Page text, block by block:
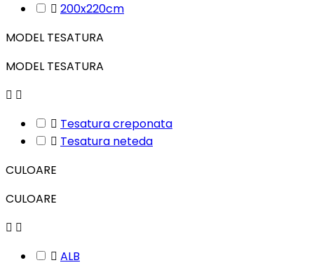
 200x220cm
MODEL TESATURA
MODEL TESATURA
 
 Tesatura creponata
 Tesatura neteda
CULOARE
CULOARE
 
 ALB